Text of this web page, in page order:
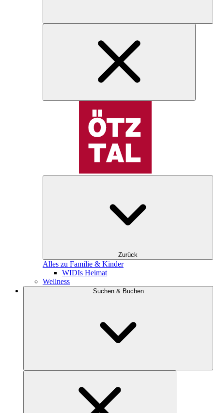
Zurück
Alles zu Familie & Kinder
WIDIs Heimat
Wellness
Suchen & Buchen